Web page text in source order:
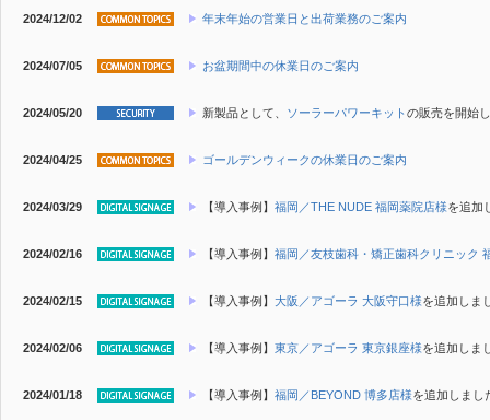
2024/12/02 年末年始の営業日と出荷業務のご案内
2024/07/05 お盆期間中の休業日のご案内
2024/05/20 新製品として、 ソーラーパワーキットの販売を開始
2024/04/25 ゴールデンウィークの休業日のご案内
2024/03/29 【導入事例】 福岡／THE NUDE 福岡薬院店様を追加
2024/02/16 【導入事例】 福岡／友枝歯科・矯正歯科クリニック
2024/02/15 【導入事例】 大阪／アゴーラ 大阪守口様を追加しま
2024/02/06 【導入事例】 東京／アゴーラ 東京銀座様を追加しま
2024/01/18 【導入事例】 福岡／BEYOND 博多店様を追加しまし